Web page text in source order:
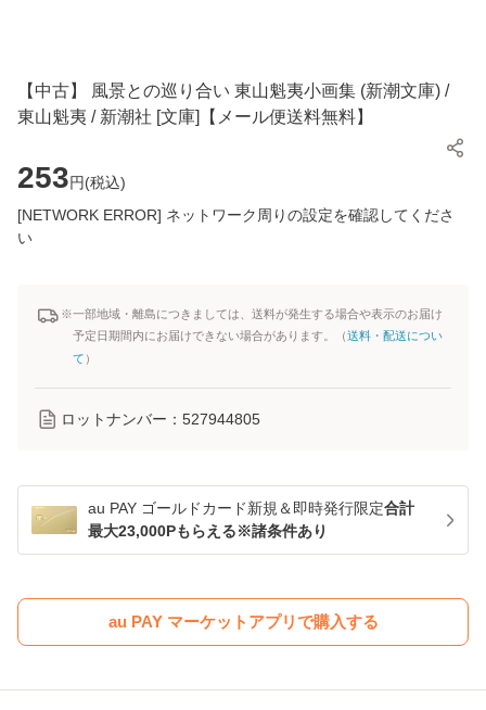
【中古】 風景との巡り合い 東山魁夷小画集 (新潮文庫) /
東山魁夷 / 新潮社 [文庫]【メール便送料無料】
253円(税込)
[NETWORK ERROR] ネットワーク周りの設定を確認してくださ
い
※一部地域・離島につきましては、送料が発生する場合や表示のお届け
予定日期間内にお届けできない場合があります。（送料・配送につい
て ）
ロットナンバー： 527944805
au PAY ゴールドカード新規＆即時発行限定合計
最大23,000Pもらえる※諸条件あり
au PAY マーケットアプリで購入する